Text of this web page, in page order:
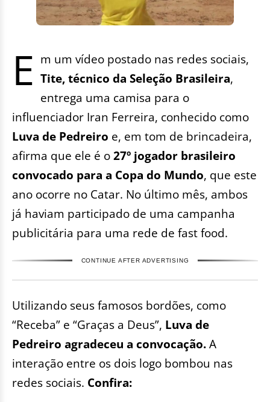
E m um vídeo postado nas redes sociais,
Tite, técnico da Seleção Brasileira,
entrega uma camisa para o
influenciador Iran Ferreira, conhecido como
Luva de Pedreiro e, em tom de brincadeira,
afirma que ele é o27º jogador brasileiro
convocado para a Copa do Mundo, que este
ano ocorre no Catar. No último mês, ambos
já haviam participado de uma campanha
publicitária para uma rede de fast food.
CONTINUE AFTER ADVERTISING
Utilizando seus famosos bordões, como
“Receba” e “Graças a Deus”, Luva de
Pedreiro agradeceu a convocação.A
interação entre os dois logo bombou nas
redes sociais. Confira: